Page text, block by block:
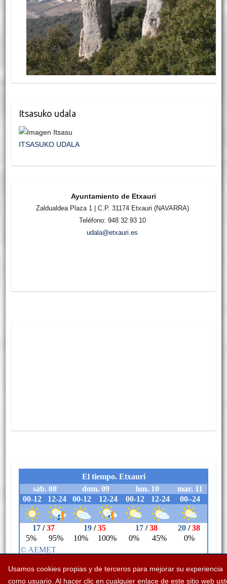
Usamos cookies propias y de terceros para mejorar su experiencia
como usuario. Al hacer clic en cualquier enlace de este sitio web
Itsasuko udala
ITSASUKO UDALA
Ayuntamiento de Etxauri
Zaldualdea Plaza 1 | C.P. 31174 Etxauri (NAVARRA)
Teléfono: 948 32 93 10
udala@etxauri.es